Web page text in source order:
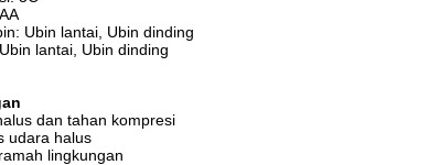
Ubin lantai, Ubin dinding
lantai, Ubin dinding
dan tahan kompresi
udara halus
lingkungan